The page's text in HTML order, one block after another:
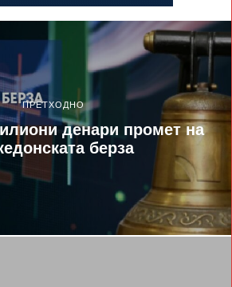
ПРЕТХОДНО
денари промет на
берза